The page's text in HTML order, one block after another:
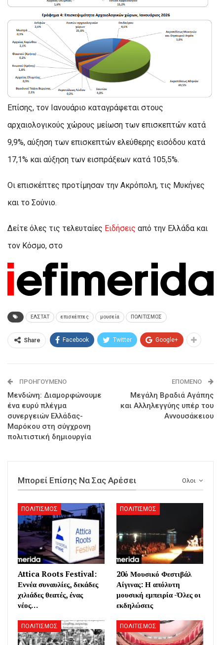
Επίσης, τον Ιανουάριο καταγράφεται στους
αρχαιολογικούς χώρους μείωση των επισκεπτών κατά
9,9%, αύξηση των επισκεπτών ελεύθερης εισόδου κατά
17,1% και αύξηση των εισπράξεων κατά 105,5%.
Οι επισκέπτες προτίμησαν την Ακρόπολη, τις Μυκήνες
και το Σούνιο.
Δείτε όλες τις τελευταίες Ειδήσεις από την Ελλάδα και
τον Κόσμο, στο
ΕΛΣΤΑΤ επισκέπτες μουσεία ΠΟΛΙΤΙΣΜΟΣ
Share Facebook Twitter Google+
ΠΡΟΗΓΟΎΜΕΝΟ
Μενδώνη: Διαμορφώνουμε
ένα ευρύ πλέγμα
συνεργειών Ελλάδας-
Μαρόκου στη σύγχρονη
πολιτιστική δημιουργία
ΕΠΌΜΕΝΟ
Μεγάλη Βραδιά Αγάπης
και Αλληλεγγύης υπέρ του
Αννουσάκειου
Ολοι
Μπορεί Επίσης Να Σας Αρέσει
ΠΟΛΙΤΙΣΜΟΣ
Attica Roots Festival:
Εννέα συναυλίες, δεκάδες
χιλιάδες θεατές, ένας
νέος…
ΠΟΛΙΤΙΣΜΟΣ
20ό Μουσικό Φεστιβάλ
Αίγινας: Η απόλυτη
μουσική εμπειρία -Όλες οι
εκδηλώσεις
ΠΟΛΙΤΙΣΜΟΣ ΠΟΛΙΤΙΣΜΟΣ